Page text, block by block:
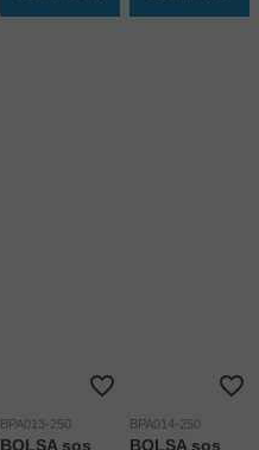
BPA013-250
BOLSA sos
BPA014-250
BOLSA sos